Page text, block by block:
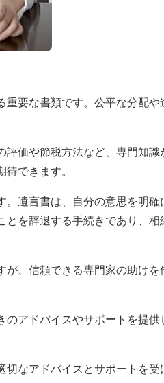
要な書類です。公平な分配や
価や節税方法など、専門知
できます。
遺言書は、自分の意思を明
を辞退する手続きであり、相
、信頼できる専門家の助けを
アドバイスやサポートを提供
なアドバイスとサポートを